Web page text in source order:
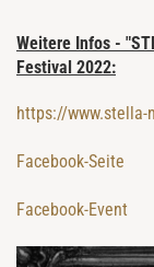
Weitere Infos -
Festival 2022:
https://
Facebook-Seite
Facebook-Event